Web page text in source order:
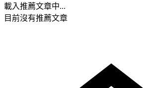
載入推薦文章中...
目前沒有推薦文章